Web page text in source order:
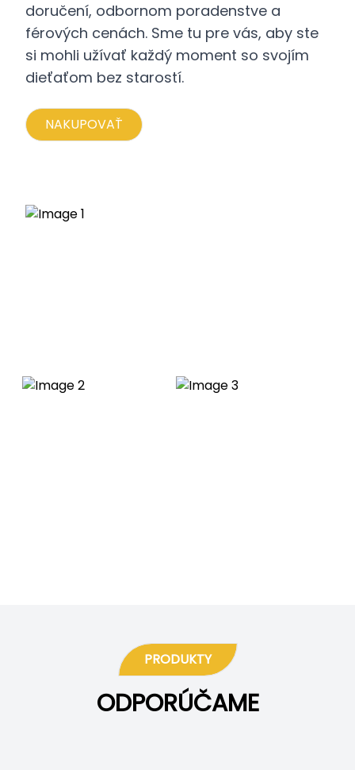
doručení, odbornom poradenstve a
férových cenách. Sme tu pre vás, aby ste
si mohli užívať každý moment so svojím
dieťaťom bez starostí.
NAKUPOVAŤ
PRODUKTY
ODPORÚČAME